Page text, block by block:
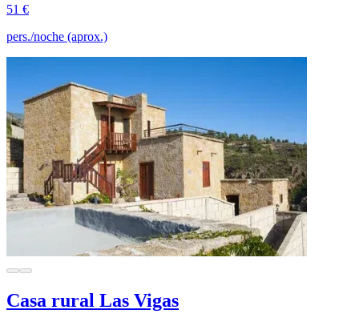
51 €
pers./noche (aprox.)
Casa rural Las Vigas